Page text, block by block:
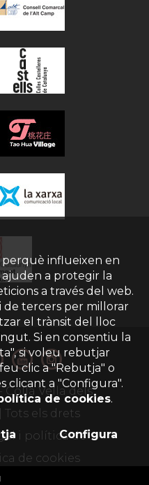
perquè influeixen en
ajuden a protegir la
a través del web.
de tercers per millorar
el trànsit del lloc
Si en consentiu la
si voleu rebutjar
clic a "Rebutja" o
clicant a "Configura".
de cookies.
Configura
Colla Vella dels
Tots els drets
i política de
de cookies